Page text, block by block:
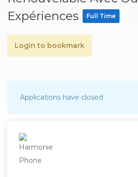
Expériences
Full Time
Login to bookmark
Applications have closed